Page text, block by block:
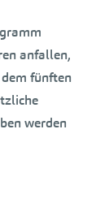
anfallen,
fünften
werden